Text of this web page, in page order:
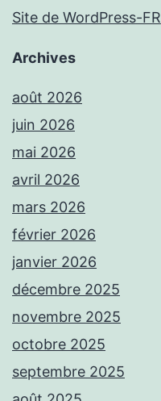
Site de WordPress-FR
Archives
août 2026
juin 2026
mai 2026
avril 2026
mars 2026
février 2026
janvier 2026
décembre 2025
novembre 2025
octobre 2025
septembre 2025